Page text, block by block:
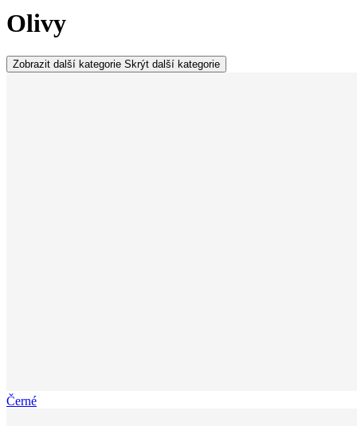
Olivy
Zobrazit další kategorie Skrýt další kategorie
Černé